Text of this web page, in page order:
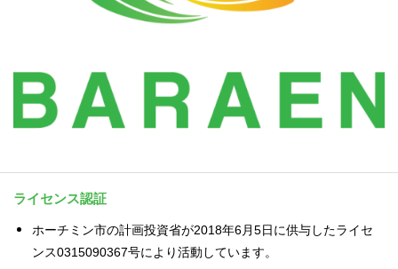
ライセンス認証
ホーチミン市の計画投資省が2018年6月5日に供与したライセ
ンス0315090367号により活動しています。